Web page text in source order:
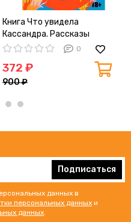
Книга Что увидела
Кассандра. Рассказы
0
372 ₽
900 ₽
Подписаться
данных в
персональных данных и
данных.